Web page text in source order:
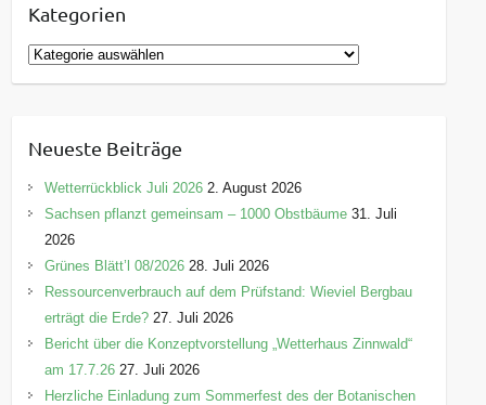
Kategorien
K
a
g
o
r
e
n
Neueste Beiträge
Wetterrückblick Juli 2026 2. August 2026
Sachsen pflanzt gemeinsam – 1000 Obstbäume 31. Juli
2026
Grünes Blätt’l 08/2026 28. Juli 2026
Ressourcenverbrauch auf dem Prüfstand: Wieviel Bergbau
erträgt die Erde? 27. Juli 2026
Bericht über die Konzeptvorstellung „Wetterhaus Zinnwald“
am 17.7.26 27. Juli 2026
Herzliche Einladung zum Sommerfest des der Botanischen